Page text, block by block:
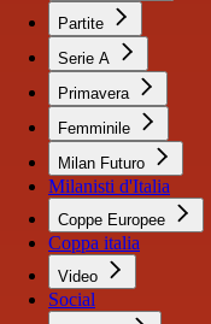
Partite
Serie A
Primavera
Femminile
Milan Futuro
Milanisti d'Italia
Coppe Europee
Coppa italia
Video
Social